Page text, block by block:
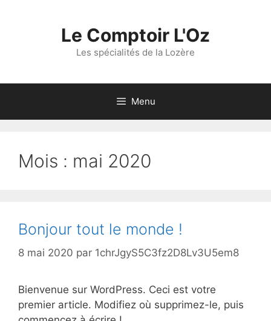
Le Comptoir L'Oz
Les spécialités de la Lozère
Menu
Mois : mai 2020
Bonjour tout le monde !
8 mai 2020 par 1chrJgyS5C3fz2D8Lv3U5em8
Bienvenue sur WordPress. Ceci est votre
premier article. Modifiez où supprimez-le, puis